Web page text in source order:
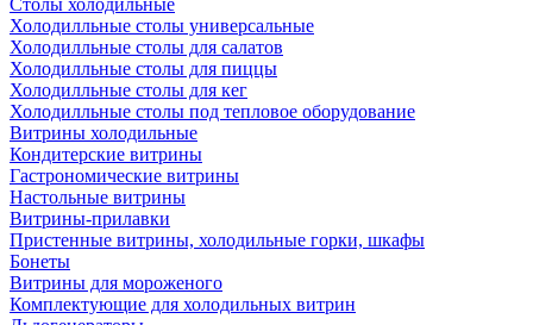
Столы холодильные
Холодилльные столы универсальные
Холодилльные столы для салатов
Холодилльные столы для пиццы
Холодилльные столы для кег
Холодилльные столы под тепловое оборудование
Витрины холодильные
Кондитерские витрины
Гастрономические витрины
Настольные витрины
Витрины-прилавки
Пристенные витрины, холодильные горки, шкафы
Бонеты
Витрины для мороженого
Комплектующие для холодильных витрин